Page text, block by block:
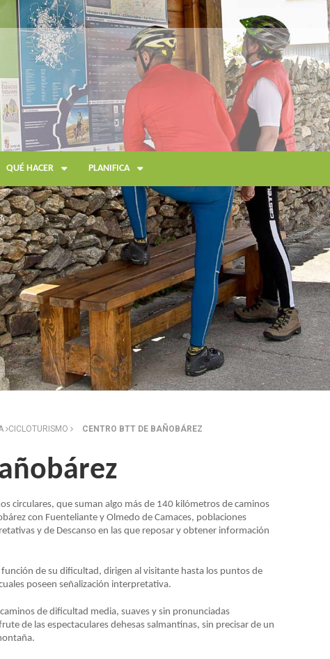
QUÉ HACER PLANIFICA
CICLOTURISMO CENTRO BTT DE BAÑOBÁREZ
circulares, que suman algo más de 140 kilómetros de caminos
con Fuenteliante y Olmedo de Camaces, poblaciones
y de Descanso en las que reposar y obtener información
de su dificultad, dirigen al visitante hasta los puntos de
poseen señalización interpretativa.
de dificultad media, suaves y sin pronunciadas
de las espectaculares dehesas salmantinas, sin precisar de un